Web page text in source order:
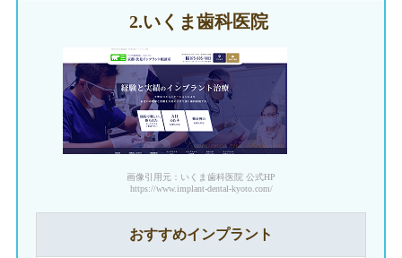
2.いくま歯科医院
画像引用元：いくま歯科医院 公式HP
https://www.implant-dental-kyoto.com/
おすすめインプラント